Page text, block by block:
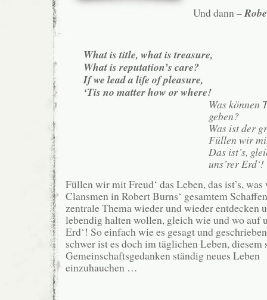
Und dann –
What is title, what is treasure,
What is reputation’s care?
If we lead a life of pleasure,
‘Tis no matter how or where!
Was können
geben?
Was ist der
Füllen wir
Das ist’s,
uns’rer Erd‘!
Füllen wir mit Freud‘ das Leben, das ist’s,
Clansmen in Robert Burns‘ gesamtem
zentrale Thema wieder und wieder entdecken
lebendig halten wollen, gleich wie und wo auf
Erd‘! So einfach wie es gesagt und
schwer ist es doch im täglichen Leben, diesem
Gemeinschaftsgedanken ständig neues Leben
einzuhauchen …